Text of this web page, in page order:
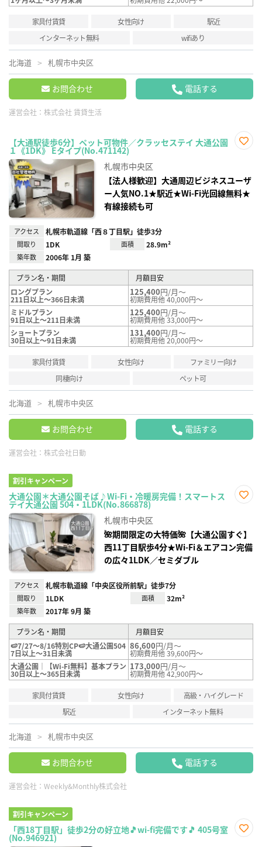
家具付賃貸 女性向け
駅近
インターネット無料
wifiあり
北海道 札幌市中央区
お問合わせ 電話する
運営会社： 株式会社 賃貸生活
【大通駅徒歩6分】ペット可物件／クラッセステイ 大通公園
１《1DK》 Eタイプ(No.471142)
録
札幌市中央区
【法人様歓迎】大通周辺ビジネスユーザ
ー人気NO.1★駅近★Wi-Fi光回線無料★
有線接続も可
アクセス 札幌市軌道線「西８丁目駅」徒歩3分
間取り 1DK 面積 28.9m²
築年数 2006年 1月 築
プラン名・期間
月額目安
ロングプラン
211日以上～366日未満
125,400円/月～
初期費用他 40,000円～
ミドルプラン
91日以上～211日未満
125,400円/月～
初期費用他 33,000円～
ショートプラン
30日以上～91日未満
131,400円/月～
初期費用他 20,000円～
家具付賃貸 女性向け
ファミリー向け
同棲向け
ペット可
北海道 札幌市中央区
お問合わせ 電話する
運営会社： 株式会社日動
割引キャンペーン
大通公園＊大通公園そば♪Wi-Fi・冷暖房完備！スマートス
テイ大通公園 504・1LDK(No.866878)
録
札幌市中央区
🌺期間限定の大特価🌺【大通公園すぐ】
西11丁目駅歩4分★Wi-Fi＆エアコン完備
の広々1LDK／セミダブル
アクセス 札幌市軌道線「中央区役所前駅」徒歩7分
間取り 1LDK 面積 32m²
築年数 2017年 9月 築
プラン名・期間
月額目安
🍉7/27～8/16特別CP🍉大通公園504
7日以上～31日未満
86,600円/月～
初期費用他 39,600円～
大通公園｜【Wi-Fi無料】基本プラン
30日以上～365日未満
173,000円/月～
初期費用他 42,900円～
家具付賃貸 女性向け
高級・ハイグレード
駅近
インターネット無料
北海道 札幌市中央区
お問合わせ 電話する
運営会社： Weekly&Monthly株式会社
割引キャンペーン
「西18丁目駅」徒歩2分の好立地🎵wi-fi完備です🎵 405号室
(No.946921)